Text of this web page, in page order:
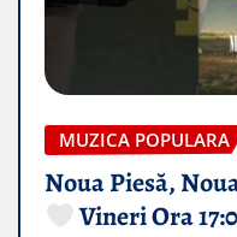
MUZICA POPULARA
Noua Piesă,
Vineri Ora